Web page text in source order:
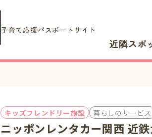
子育て応援パスポートサイト
近隣スポ
キッズフレンドリー施設 暮らしのサービス
ニッポンレンタカー関西 近